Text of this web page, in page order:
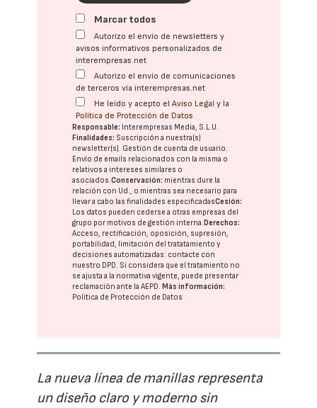
Marcar todos
Autorizo el envío de newsletters y
avisos informativos personalizados de
interempresas.net
Autorizo el envío de comunicaciones
de terceros vía interempresas.net
He leído y acepto elAviso Legal y la
Política de Protección de Datos
Responsable: Interempresas Media, S.L.U.
Finalidades: Suscripción a nuestra(s)
newsletter(s). Gestión de cuenta de usuario.
Envío de emails relacionados con la misma o
relativos a intereses similares o
asociados.Conservación: mientras dure la
relación con Ud., o mientras sea necesario para
llevar a cabo las finalidades especificadasCesión:
Los datos pueden cederse a otras empresas del
grupo por motivos de gestión interna. Derechos:
Acceso, rectificación, oposición, supresión,
portabilidad, limitación del tratatamiento y
decisiones automatizadas: contacte con
nuestro DPD. Si considera que el tratamiento no
se ajusta a la normativa vigente, puede presentar
reclamación ante laAEPD. Más información:
Política de Protección de Datos
La nueva línea de manillas representa
un diseño claro y moderno sin